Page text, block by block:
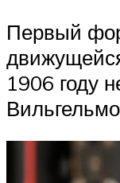
Первый
1906 году